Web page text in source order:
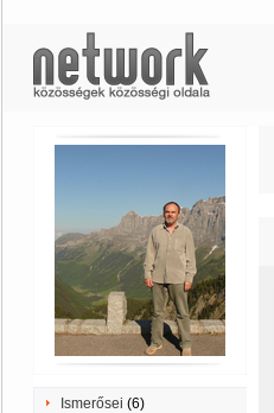
Ismerősei (6)